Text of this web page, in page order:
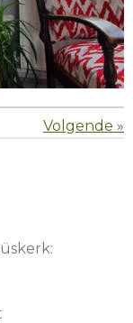
Volgende »